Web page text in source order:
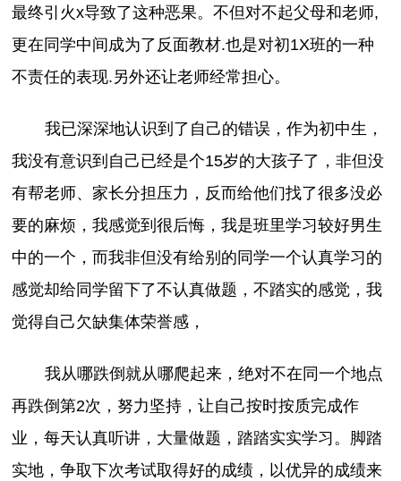
最终引火x导致了这种恶果。不但对不起父母和老师,
更在同学中间成为了反面教材.也是对初1X班的一种
不责任的表现.另外还让老师经常担心。
我已深深地认识到了自己的错误，作为初中生，
我没有意识到自己已经是个15岁的大孩子了，非但没
有帮老师、家长分担压力，反而给他们找了很多没必
要的麻烦，我感觉到很后悔，我是班里学习较好男生
中的一个，而我非但没有给别的同学一个认真学习的
感觉却给同学留下了不认真做题，不踏实的感觉，我
觉得自己欠缺集体荣誉感，
我从哪跌倒就从哪爬起来，绝对不在同一个地点
再跌倒第2次，努力坚持，让自己按时按质完成作
业，每天认真听讲，大量做题，踏踏实实学习。脚踏
实地，争取下次考试取得好的成绩，以优异的成绩来